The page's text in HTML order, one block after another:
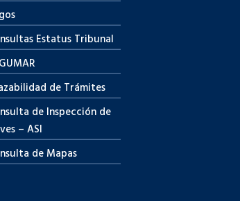
Estatus Tribunal
de Trámites
de Inspección de
– ASI
de Mapas